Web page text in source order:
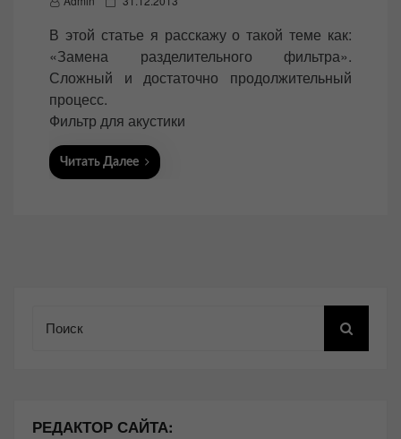
s
o
n
В этой статье я расскажу о такой теме как:
«Замена разделительного фильтра».
Сложный и достаточно продолжительный
процесс.
Фильтр для акустики
Читать Далее
РЕДАКТОР САЙТА: